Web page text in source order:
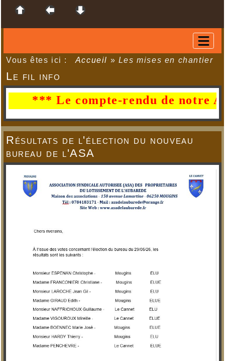
Vous êtes ici : Accueil » Les mises en chantier
Le fil info
*** Le compte-rendu de notre
Résultats de l'élection du nouveau
bureau de l'ASA